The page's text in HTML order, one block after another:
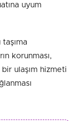
uyum
korunması,
ulaşım hizmeti